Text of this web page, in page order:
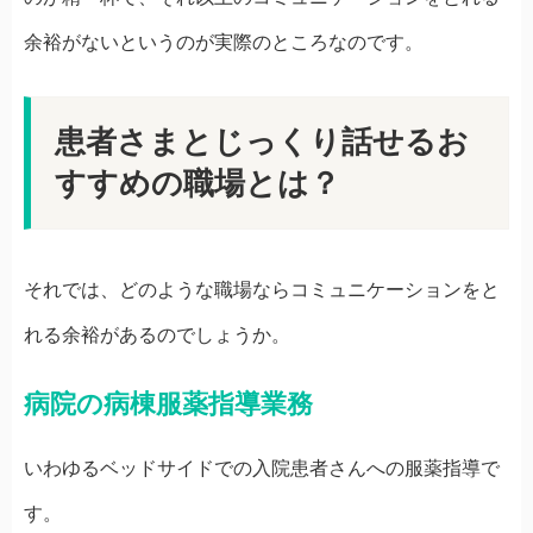
余裕がないというのが実際のところなのです。
患者さまとじっくり話せるお
すすめの職場とは？
それでは、どのような職場ならコミュニケーションをと
れる余裕があるのでしょうか。
病院の病棟服薬指導業務
いわゆるベッドサイドでの入院患者さんへの服薬指導で
す。